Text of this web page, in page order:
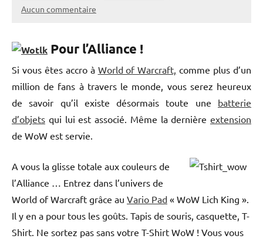
Aucun commentaire
Pour l’Alliance !
Si vous êtes accro à World of Warcraft, comme plus d’un
million de fans à travers le monde, vous serez heureux
de savoir qu’il existe désormais toute une batterie
d’objets qui lui est associé. Même la dernière extension
de WoW est servie.
A vous la glisse totale aux couleurs de
l’Alliance … Entrez dans l’univers de
World of Warcraft grâce au Vario Pad « WoW Lich King ».
Il y en a pour tous les goûts. Tapis de souris, casquette, T-
Shirt. Ne sortez pas sans votre T-Shirt WoW ! Vous vous